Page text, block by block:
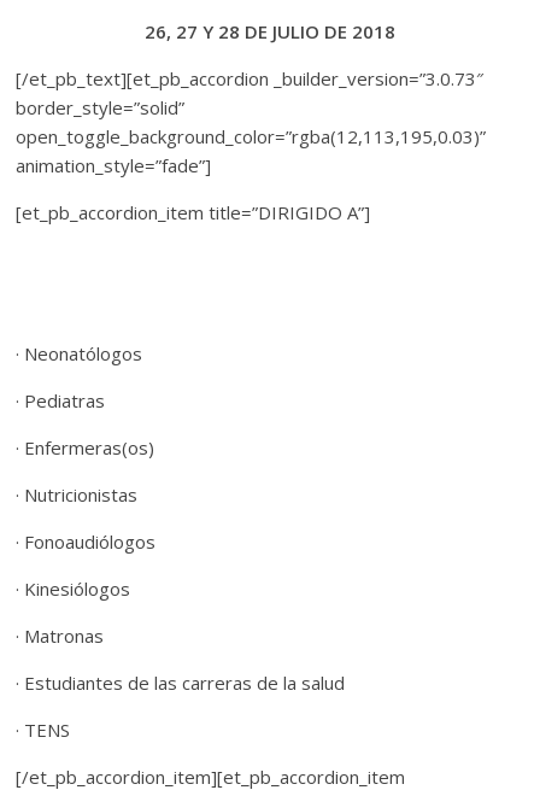
26, 27 Y 28 DE JULIO DE 2018
[/et_pb_text][et_pb_accordion _builder_version=”3.0.73″
border_style=”solid”
open_toggle_background_color=”rgba(12,113,195,0.03)”
animation_style=”fade”]
[et_pb_accordion_item title=”DIRIGIDO A”]
· Neonatólogos
· Pediatras
· Enfermeras(os)
· Nutricionistas
· Fonoaudiólogos
· Kinesiólogos
· Matronas
· Estudiantes de las carreras de la salud
· TENS
[/et_pb_accordion_item][et_pb_accordion_item